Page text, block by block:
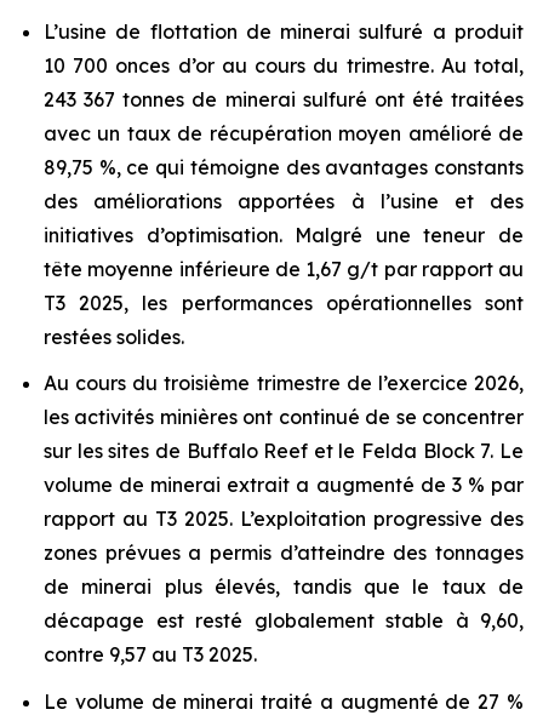
L’usine de flottation de minerai sulfuré a produit
10 700 onces d’or au cours du trimestre. Au total,
243 367 tonnes de minerai sulfuré ont été traitées
avec un taux de récupération moyen amélioré de
89,75 %, ce qui témoigne des avantages constants
des améliorations apportées à l’usine et des
initiatives d’optimisation. Malgré une teneur de
tête moyenne inférieure de 1,67 g/t par rapport au
T3 2025, les performances opérationnelles sont
restées solides.
Au cours du troisième trimestre de l’exercice 2026,
les activités minières ont continué de se concentrer
sur les sites de Buffalo Reef et le Felda Block 7. Le
volume de minerai extrait a augmenté de 3 % par
rapport au T3 2025. L’exploitation progressive des
zones prévues a permis d’atteindre des tonnages
de minerai plus élevés, tandis que le taux de
décapage est resté globalement stable à 9,60,
contre 9,57 au T3 2025.
Le volume de minerai traité a augmenté de 27 %